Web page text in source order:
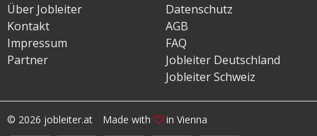
Über Jobleiter
Kontakt
Impressum
Partner
Datenschutz
AGB
FAQ
Jobleiter Deutschland
Jobleiter Schweiz
© 2026 jobleiter.at Made with in Vienna